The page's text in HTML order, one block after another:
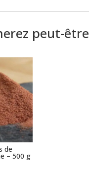
peut-être
de
– 500 g